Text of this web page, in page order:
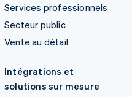
Services professionnels
Secteur public
Vente au détail
Intégrations et
solutions sur mesure